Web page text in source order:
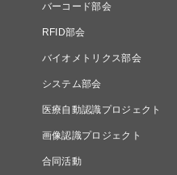
バーコード部会
RFID部会
バイオメトリクス部会
システム部会
医療自動認識プロジェクト
画像認識プロジェクト
合同活動